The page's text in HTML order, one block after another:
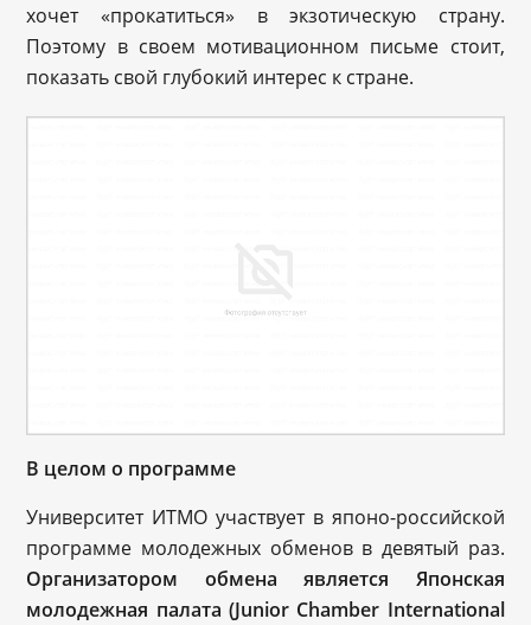
хочет «прокатиться» в экзотическую страну.
Поэтому в своем мотивационном письме стоит,
показать свой глубокий интерес к стране.
В целом о программе
Университет ИТМО участвует в японо-российской
программе молодежных обменов в девятый раз.
Организатором обмена является Японская
молодежная палата (Junior Chamber International